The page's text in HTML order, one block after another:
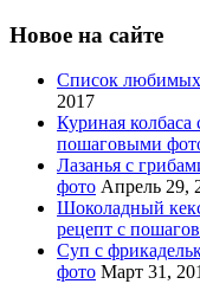
Новое на сайте
Список
2017
Куриная колбаса
пошаговыми
Лазанья с
фото Апрель 29,
Шоколадный
рецепт с
Суп с
фото Март 31,